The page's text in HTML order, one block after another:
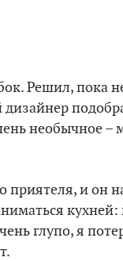
Решил, пока
необычное
приятеля, и он
глупо, я